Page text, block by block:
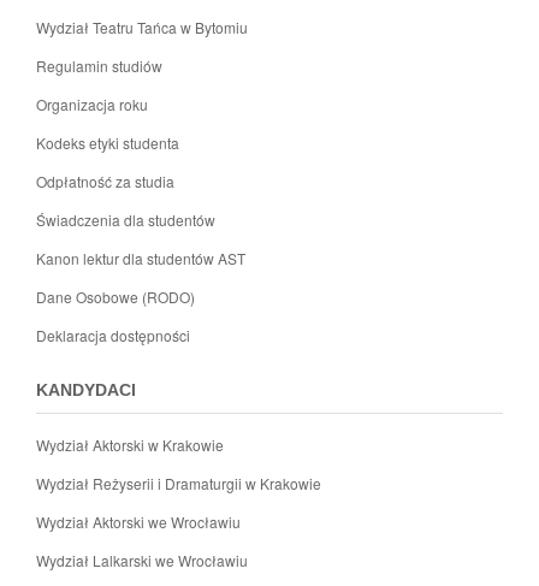
Wydział Teatru Tańca w Bytomiu
Regulamin studiów
Organizacja roku
Kodeks etyki studenta
Odpłatność za studia
Świadczenia dla studentów
Kanon lektur dla studentów AST
Dane Osobowe (RODO)
Deklaracja dostępności
KANDYDACI
Wydział Aktorski w Krakowie
Wydział Reżyserii i Dramaturgii w Krakowie
Wydział Aktorski we Wrocławiu
Wydział Lalkarski we Wrocławiu